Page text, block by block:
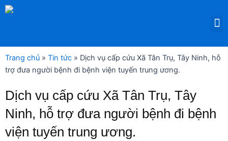
Nhảy
Trang chủ » Tin tức » Dịch vụ cấp cứu Xã Tân Trụ, Tây Ninh, hỗ
trợ đưa người bệnh đi bệnh viện tuyến trung ương.
Dịch vụ cấp cứu Xã Tân Trụ, Tây
Ninh, hỗ trợ đưa người bệnh đi bệnh
viện tuyến trung ương.